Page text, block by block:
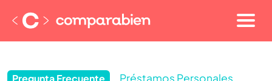
Pregunta Frecuente Préstamos Personales